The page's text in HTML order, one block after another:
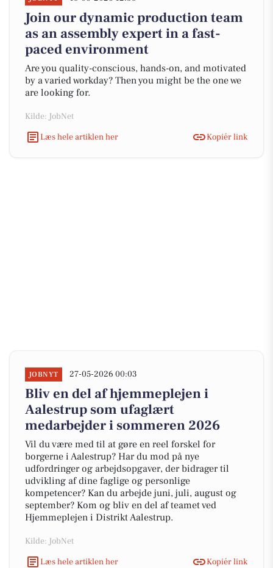
Join our dynamic production team
as an assembly expert in a fast-
paced environment
Are you quality-conscious, hands-on, and motivated
by a varied workday? Then you might be the one we
are looking for.
Kilde: JobNet
Læs hele artiklen her
Kopiér link
JOBNYT 27-05-2026 00:03
Bliv en del af hjemmeplejen i
Aalestrup som ufaglært
medarbejder i sommeren 2026
Vil du være med til at gøre en reel forskel for
borgerne i Aalestrup? Har du mod på nye
udfordringer og arbejdsopgaver, der bidrager til
udvikling af dine faglige og personlige
kompetencer? Kan du arbejde juni, juli, august og
september? Kom og bliv en del af teamet ved
Hjemmeplejen i Distrikt Aalestrup.
Kilde: JobNet
Læs hele artiklen her
Kopiér link